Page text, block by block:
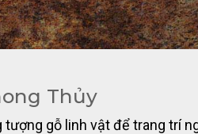
Thủy
tượng gỗ linh vật để trang trí